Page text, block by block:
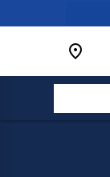
qua